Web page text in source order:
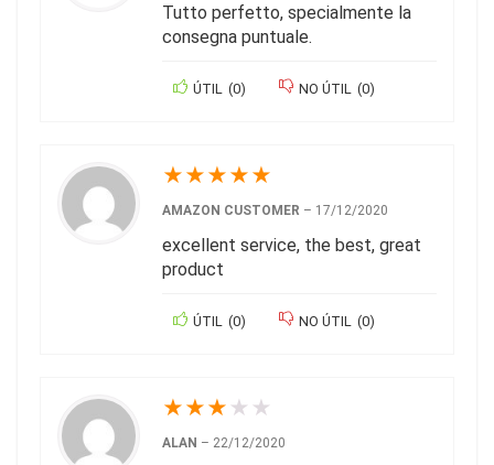
Tutto perfetto, specialmente la
consegna puntuale.
ÚTIL (0) NO ÚTIL (0)
★★★★★
AMAZON CUSTOMER – 17/12/2020
excellent service, the best, great
product
ÚTIL (0) NO ÚTIL (0)
★★★ ★ ★
ALAN – 22/12/2020